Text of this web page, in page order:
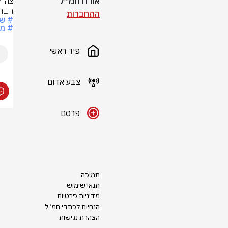
התחברות
פיד ראשי
צבע אדום
פרסם
תמיכה
תנאי שימוש
מדיניות פרטיות
הנחיות לכתבי חמ״ל
הצהרת נגישות
#
#